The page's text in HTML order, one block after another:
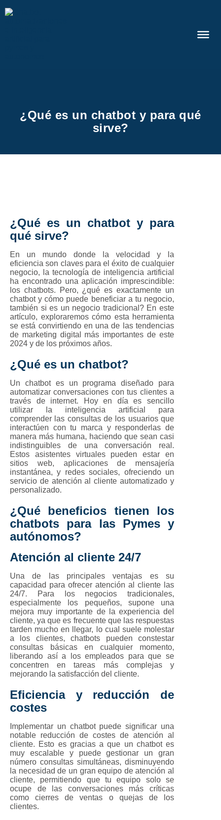
¿Qué es un chatbot y para qué
sirve?
¿Qué es un chatbot y para
qué sirve?
En un mundo donde la velocidad y la
eficiencia son claves para el éxito de cualquier
negocio, la tecnología de inteligencia artificial
ha encontrado una aplicación imprescindible:
los chatbots. Pero, ¿qué es exactamente un
chatbot y cómo puede beneficiar a tu negocio,
también si es un negocio tradicional? En este
artículo, exploraremos cómo esta herramienta
se está convirtiendo en una de las tendencias
de marketing digital más importantes de este
2024 y de los próximos años.
¿Qué es un chatbot?
Un chatbot es un programa diseñado para
automatizar conversaciones con tus clientes a
través de internet. Hoy en día es sencillo
utilizar la inteligencia artificial para
comprender las consultas de los usuarios que
interactúen con tu marca y responderlas de
manera más humana, haciendo que sean casi
indistinguibles de una conversación real.
Estos asistentes virtuales pueden estar en
sitios web, aplicaciones de mensajería
instantánea, y redes sociales, ofreciendo un
servicio de atención al cliente automatizado y
personalizado.
¿Qué beneficios tienen los
chatbots para las Pymes y
autónomos?
Atención al cliente 24/7
Una de las principales ventajas es su
capacidad para ofrecer atención al cliente las
24/7. Para los negocios tradicionales,
especialmente los pequeños, supone una
mejora muy importante de la experiencia del
cliente, ya que es frecuente que las respuestas
tarden mucho en llegar, lo cual suele molestar
a los clientes, chatbots pueden constestar
consultas básicas en cualquier momento,
liberando así a los empleados para que se
concentren en tareas más complejas y
mejorando la satisfacción del cliente.
Eficiencia y reducción de
costes
Implementar un chatbot puede significar una
notable reducción de costes de atención al
cliente. Esto es gracias a que un chatbot es
muy escalable y puede gestionar un gran
número consultas simultáneas, disminuyendo
la necesidad de un gran equipo de atención al
cliente, permitiendo que tu equipo solo se
ocupe de las conversaciones más críticas
como cierres de ventas o quejas de los
clientes.